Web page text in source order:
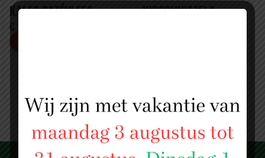
KALFS SATÉVLEES
€ 15.99 PER KILO
KIPSCHNITZELS